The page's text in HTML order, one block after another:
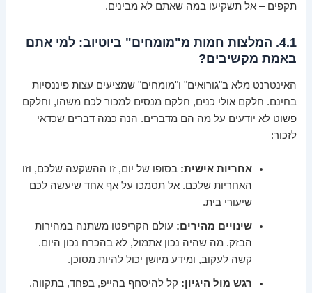
תקפים – אל תשקיעו במה שאתם לא מבינים.
4.1. המלצות חמות מ"מומחים" ביוטיוב: למי אתם
באמת מקשיבים?
האינטרנט מלא ב"גורואים" ו"מומחים" שמציעים עצות פיננסיות
בחינם. חלקם אולי כנים, חלקם מנסים למכור לכם משהו, וחלקם
פשוט לא יודעים על מה הם מדברים. הנה כמה דברים שכדאי
לזכור:
אחריות אישית: בסופו של יום, זו ההשקעה שלכם, וזו
האחריות שלכם. אל תסמכו על אף אחד שיעשה לכם
שיעורי בית.
שינויים מהירים: עולם הקריפטו משתנה במהירות
הבזק. מה שהיה נכון אתמול, לא בהכרח נכון היום.
קשה לעקוב, ומידע מיושן יכול להיות מסוכן.
רגש מול היגיון: קל להיסחף בהייפ, בפחד, בתקווה.